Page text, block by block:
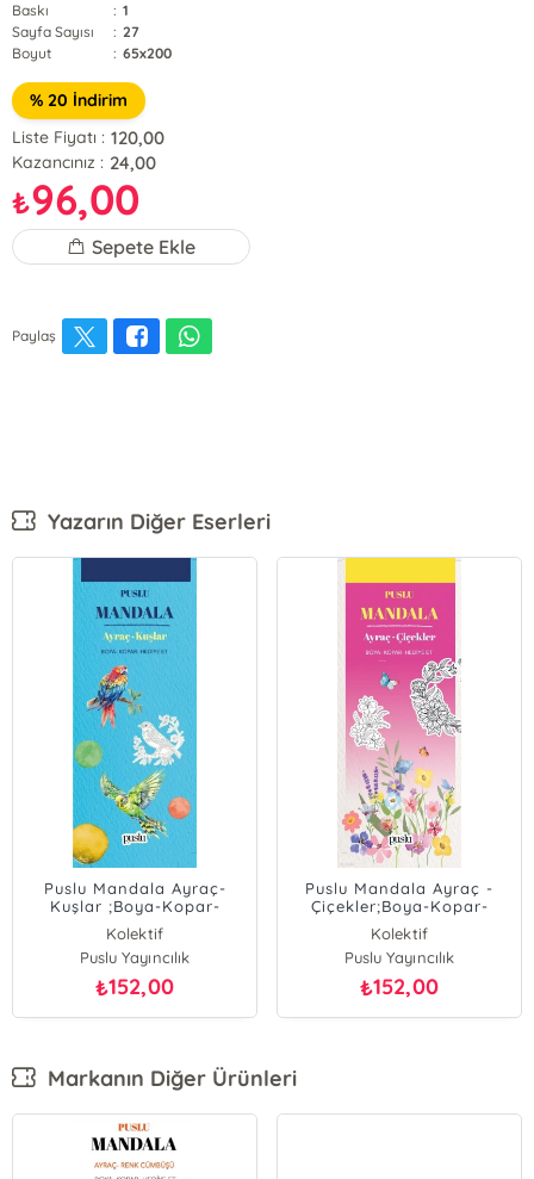
Baskı
: 1
Sayfa Sayısı
: 27
Boyut
: 65x200
% 20 İndirim
Liste Fiyatı : 120,00
Kazancınız : 24,00
₺96,00
Sepete Ekle
Paylaş
Yazarın Diğer Eserleri
Puslu Mandala Ayraç-
Kuşlar ;Boya-Kopar-
Hediye Et
Kolektif
Puslu Yayıncılık
₺152,00
Puslu Mandala Ayraç -
Çiçekler;Boya-Kopar-
Hediye Et
Kolektif
Puslu Yayıncılık
₺152,00
Markanın Diğer Ürünleri